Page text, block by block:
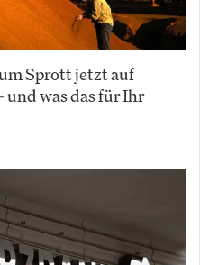
Sprott jetzt auf
was das für Ihr